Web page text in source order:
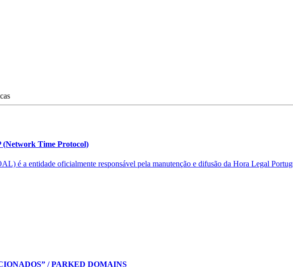
(Network Time Protocol)
é a entidade oficialmente responsável pela manutenção e difusão da Hora Legal
/ PARKED DOMAINS